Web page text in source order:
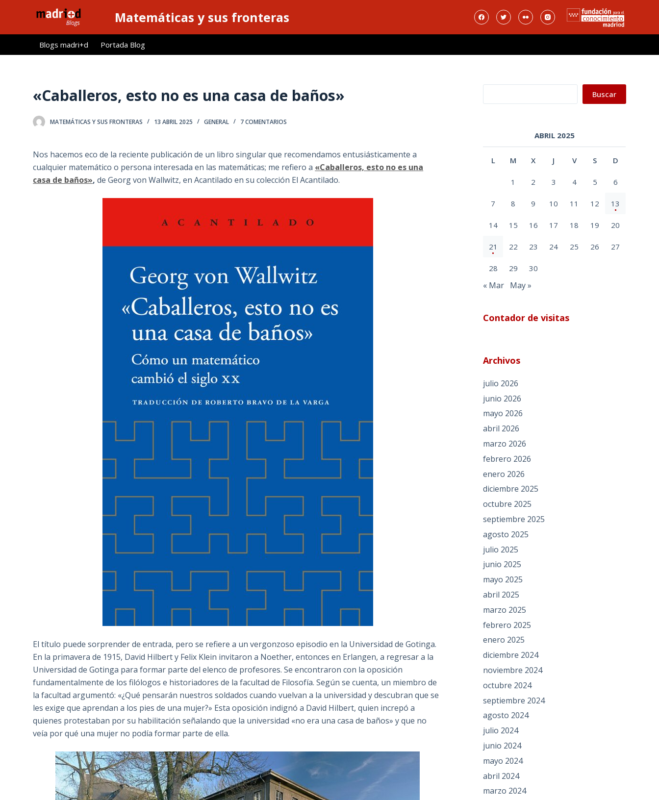
l
Matemáticas y sus fronteras
Blogs madri+d Portada Blog
«Caballeros, esto no es una casa de baños»
MATEMÁTICAS Y SUS FRONTERAS 13 ABRIL 2025 GENERAL 7 COMENTARIOS
Nos hacemos eco de la reciente publicación de un libro singular que recomendamos entusiásticamente a
cualquier matemático o persona interesada en las matemáticas; me refiero a «Caballeros, esto no es una
casa de baños»,de Georg von Wallwitz, en Acantilado en su colección El Acantilado.
El título puede sorprender de entrada, pero se refiere a un vergonzoso episodio en la Universidad de Gotinga.
En la primavera de 1915, David Hilbert y Felix Klein invitaron a Noether, entonces en Erlangen, a regresar a la
Universidad de Gotinga para formar parte del elenco de profesores. Se encontraron con la oposición
fundamentalmente de los filólogos e historiadores de la facultad de Filosofía. Según se cuenta, un miembro de
la facultad argumentó: «¿Qué pensarán nuestros soldados cuando vuelvan a la universidad y descubran que se
les exige que aprendan a los pies de una mujer?» Esta oposición indignó a David Hilbert, quien increpó a
quienes protestaban por su habilitación señalando que la universidad «no era una casa de baños» y que no
veía por qué una mujer no podía formar parte de ella.
Buscar
ABRIL 2025
L M X J V S D
1 2 3 4 5 6
7 8 9 10 11 12 13
14 15 16 17 18 19 20
21 22 23 24 25 26 27
28 29 30
« Mar May »
Contador de visitas
Archivos
julio 2026
junio 2026
mayo 2026
abril 2026
marzo 2026
febrero 2026
enero 2026
diciembre 2025
octubre 2025
septiembre 2025
agosto 2025
julio 2025
junio 2025
mayo 2025
abril 2025
marzo 2025
febrero 2025
enero 2025
diciembre 2024
noviembre 2024
octubre 2024
septiembre 2024
agosto 2024
julio 2024
junio 2024
mayo 2024
abril 2024
marzo 2024